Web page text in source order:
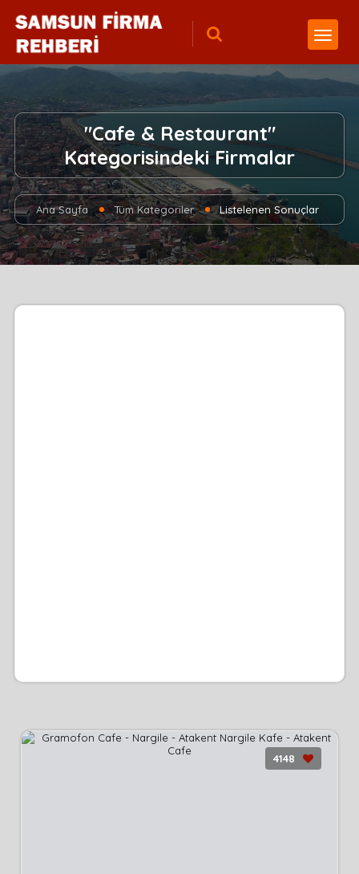
"Cafe & Restaurant"
Kategorisindeki Firmalar
Ana Sayfa Tüm Kategoriler Listelenen Sonuçlar
4148